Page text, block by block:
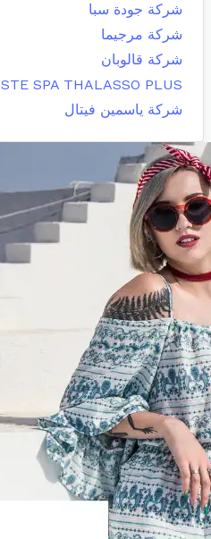
شركة جودة سبا
شركة مرجيما
شركة قالوبان
STE SPA THALASSO PLUS
شركة ياسمين فيتال